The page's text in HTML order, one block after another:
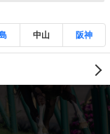
中山 阪神